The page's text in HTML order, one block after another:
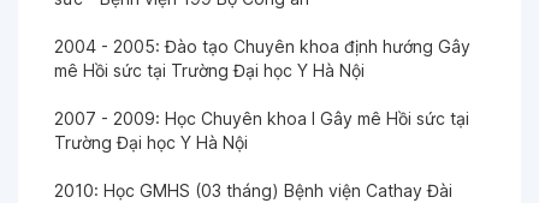
2004 - 2005: Đào tạo Chuyên khoa định hướng Gây
mê Hồi sức tại Trường Đại học Y Hà Nội
2007 - 2009: Học Chuyên khoa I Gây mê Hồi sức tại
Trường Đại học Y Hà Nội
2010: Học GMHS (03 tháng) Bệnh viện Cathay Đài